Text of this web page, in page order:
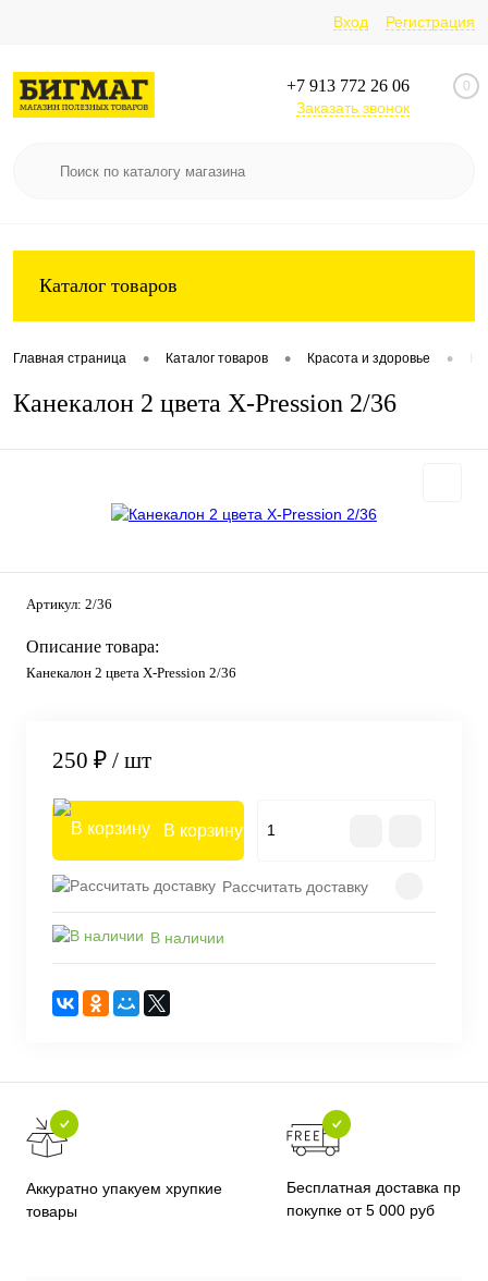
Вход Регистрация
+7 913 772 26 06
Заказать звонок
0
Каталог товаров
Главная страница • Каталог товаров • Красота и здоровье •
Канекалон 2 цвета X-Pression 2/36
Артикул: 2/36
Описание товара:
Канекалон 2 цвета X-Pression 2/36
250 ₽ / шт
В корзину
Рассчитать доставку
В наличии
Аккуратно упакуем хрупкие
товары
Бесплатная доставка при
покупке от 5 000 руб